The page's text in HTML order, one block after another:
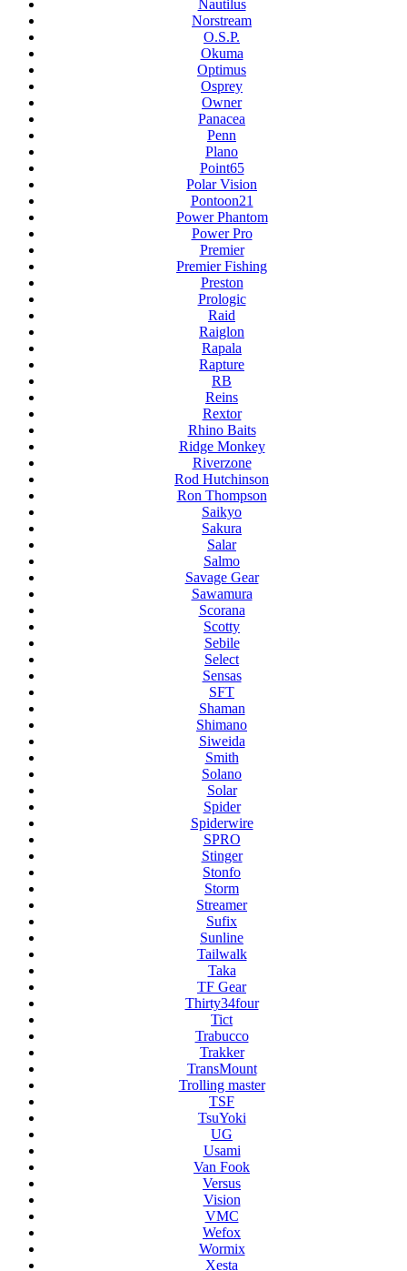
Nautilus
Norstream
O.S.P.
Okuma
Optimus
Osprey
Owner
Panacea
Penn
Plano
Point65
Polar Vision
Pontoon21
Power Phantom
Power Pro
Premier
Premier Fishing
Preston
Prologic
Raid
Raiglon
Rapala
Rapture
RB
Reins
Rextor
Rhino Baits
Ridge Monkey
Riverzone
Rod Hutchinson
Ron Thompson
Saikyo
Sakura
Salar
Salmo
Savage Gear
Sawamura
Scorana
Scotty
Sebile
Select
Sensas
SFT
Shaman
Shimano
Siweida
Smith
Solano
Solar
Spider
Spiderwire
SPRO
Stinger
Stonfo
Storm
Streamer
Sufix
Sunline
Tailwalk
Taka
TF Gear
Thirty34four
Tict
Trabucco
Trakker
TransMount
Trolling master
TSF
TsuYoki
UG
Usami
Van Fook
Versus
Vision
VMC
Wefox
Wormix
Xesta